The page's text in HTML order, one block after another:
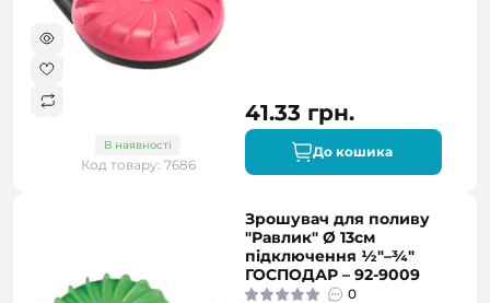
В наявності
Код товару: 7686
41.33 грн.
До кошика
Зрошувач для поливу
"Равлик" Ø 13см
підключення ½"–¾"
ГОСПОДАР – 92-9009
0